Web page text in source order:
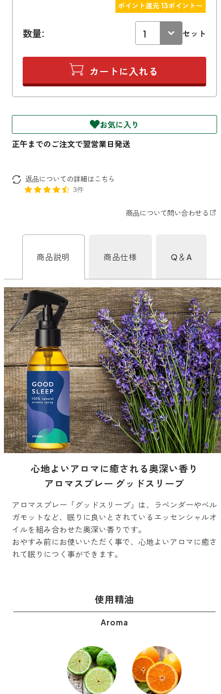
衣類を守り清潔な空間にしたい
車内
ドライブ時間を快適にしたい
お出かけ・アウトドア
外出先でも快適に過ごしたい
どこでも
アロミック・ミニ
トイレ用
どこでも
リードディフューザー
睡眠用
イーミスト
どこでも
アロミック・フィット
どこでも
アロミック・エアープラス
どこでも
アロミック・フロー
ペパーミント＆ユーカリ
くつ用
シューズフレッシュプラス
衣類・ファブリック用
ファブリックミスト
ラベンダー
睡眠用
グッドスリープ
睡眠用
ストレケアアロマ-眠り-
眠気対策
スリープブロック
ルーティンアロマ
虫除け
アンチバグプレミアム
ダニ除け
アロミックデオ
(シトラスミント)
アロミックデオ
(冷寒)
ストレケアアロマ
リラックスタイム
エッセンシャルミスト
アロミックデオ
(冷寒)
その他
マスククリップ
セール
ランキング
定期購入サービス
ご利用ガイド
法人のお客様
採用情報
フランチャイズ募集
お電話でのご注文
0120-201-074
＊通話料無料
＊受付：平日10:00～17:00(土日祝定休)
＊長期休業についてはこちら をご確認ください
お問い合わせ
い。
よくあるご質問、お問い合わせ
ポイント還元 13ポイント〜
数量: セット
お気に入り
返品についての詳細はこちら
3件
商品説明 商品仕様 Q＆A
心地よいアロマに癒される奥深い香り
アロマスプレー グッドスリープ
アロマスプレー「グッドスリープ」は、ラベンダーやベル
ガモットなど、眠りに良いとされているエッセンシャルオ
イルを組み合わせた奥深い香りです。
おやすみ前にお使いいただく事で、心地よいアロマに癒さ
れて眠りにつく事ができます。
使用精油
Aroma